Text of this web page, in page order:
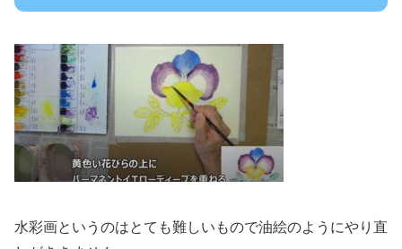
水彩画というのはとても難しいもので油絵のようにやり直